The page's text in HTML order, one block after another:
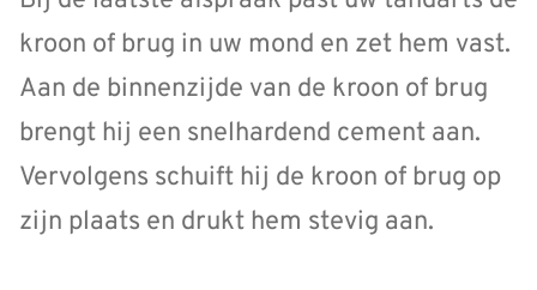
kroon of brug in uw mond en zet hem vast.
Aan de binnenzijde van de kroon of brug
brengt hij een snelhardend cement aan.
Vervolgens schuift hij de kroon of brug op
zijn plaats en drukt hem stevig aan.